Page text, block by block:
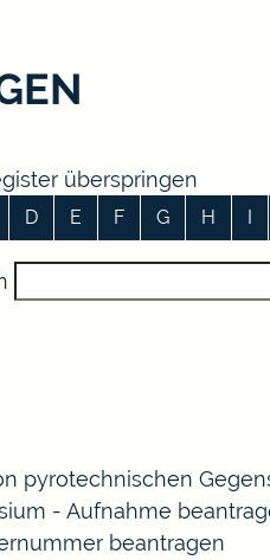
überspringen
D E F G H I
pyrotechnischen
- Aufnahme
beantragen